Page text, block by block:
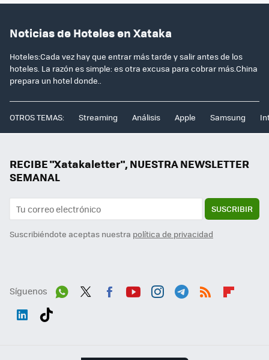
Noticias de Hoteles en Xataka
Hoteles:Cada vez hay que entrar más tarde y salir antes de los
hoteles. La razón es simple: es otra excusa para cobrar más.China
prepara un hotel donde..
OTROS TEMAS: Streaming Análisis Apple Samsung
RECIBE "Xatakaletter", NUESTRA NEWSLETTER
SEMANAL
SUSCRIBIR
Suscribiéndote aceptas nuestra política de privacidad
Síguenos